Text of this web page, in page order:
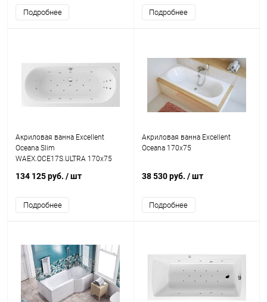
Подробнее Подробнее
Акриловая ванна Excellent
Oceana Slim
WAEX.OCE17S.ULTRA 170x75
134 125 руб. / шт
Подробнее
Акриловая ванна Excellent
Oceana 170x75
38 530 руб. / шт
Подробнее